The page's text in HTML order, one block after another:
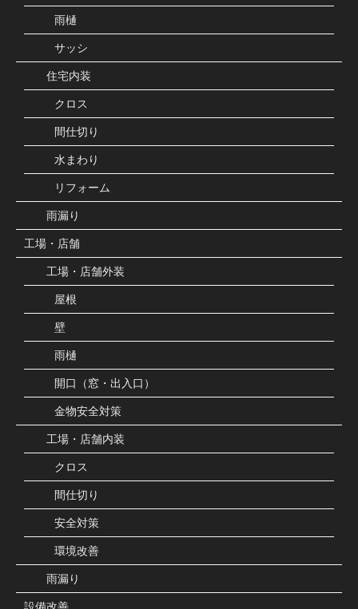
雨樋
サッシ
住宅内装
クロス
間仕切り
水まわり
リフォーム
雨漏り
工場・店舗
工場・店舗外装
屋根
壁
雨樋
開口（窓・出入口）
金物安全対策
工場・店舗内装
クロス
間仕切り
安全対策
環境改善
雨漏り